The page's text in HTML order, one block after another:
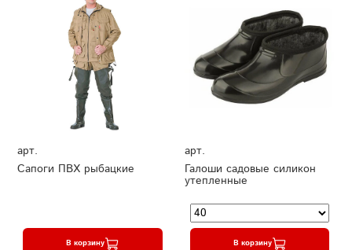
арт.
Сапоги ПВХ рыбацкие
В корзину
арт.
Галоши садовые силикон
утепленные
В корзину